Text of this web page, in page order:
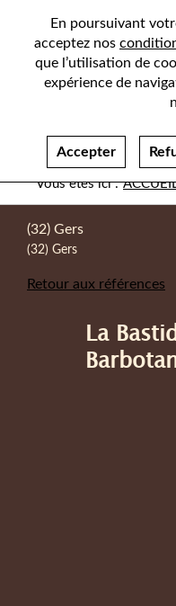
En poursuivant
acceptez nos
que l’utilisation de
expérience de
Accepter
(32) Gers
(32) Gers
Retour aux références
La